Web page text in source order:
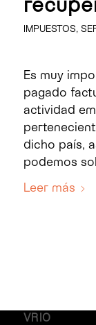
IMPUESTOS,
Es muy
pagado
actividad
dicho país,
podemos
Leer más
VRIO